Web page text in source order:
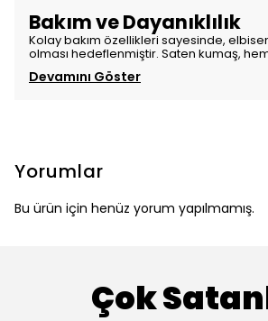
Bakım ve Dayanıklılık
Kolay bakım özellikleri sayesinde,
olması hedeflenmiştir. Saten kumaş,
Devamını Göster
Yorumlar
Bu ürün için henüz yorum yapılmamış.
Çok